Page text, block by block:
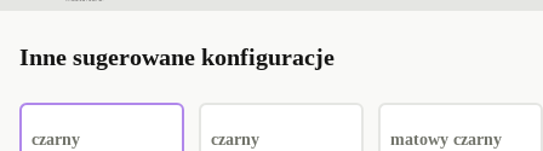
Inne sugerowane konfiguracje
czarny
czarny
matowy czarny